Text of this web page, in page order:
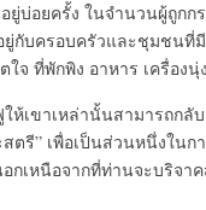
ยู่บ่อยครั้ง ในจำนวนผู้ถู
กับครอบครัวและชุมชนที่
จ ที่พักพิง อาหาร เครื่อ
ห้เขาเหล่านั้นสามารถก
ตรี” เพื่อเป็นส่วนหนึ่งใน
กเหนือจากที่ท่านจะบริจ